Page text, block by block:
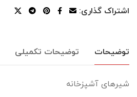
اشتراک گذاری:
توضیحات توضیحات تکمیلی
شیرهای آشپزخانه